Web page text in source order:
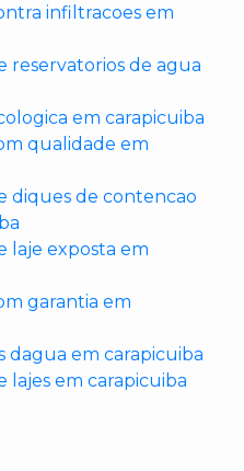
infiltracoes em
reservatorios de agua
em carapicuiba
qualidade em
diques de contencao
laje exposta em
garantia em
dagua em carapicuiba
lajes em carapicuiba